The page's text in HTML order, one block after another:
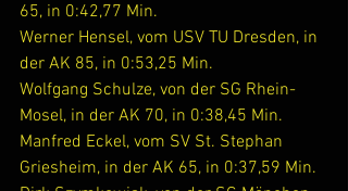
65, in 0:42,77 Min.
Werner Hensel, vom USV TU Dresden, in
der AK 85, in 0:53,25 Min.
Wolfgang Schulze, von der SG Rhein-
Mosel, in der AK 70, in 0:38,45 Min.
Manfred Eckel, vom SV St. Stephan
Griesheim, in der AK 65, in 0:37,59 Min.